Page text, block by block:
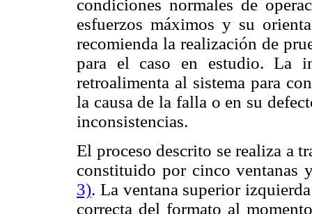
condiciones normales de
esfuerzos máximos y su
recomienda la realización de
para el caso en estudio. La
retroalimenta al sistema para
la causa de la falla o en su
inconsistencias.
El proceso descrito se realiza a
constituido por cinco ventanas
3). La ventana superior
correcta del formato al